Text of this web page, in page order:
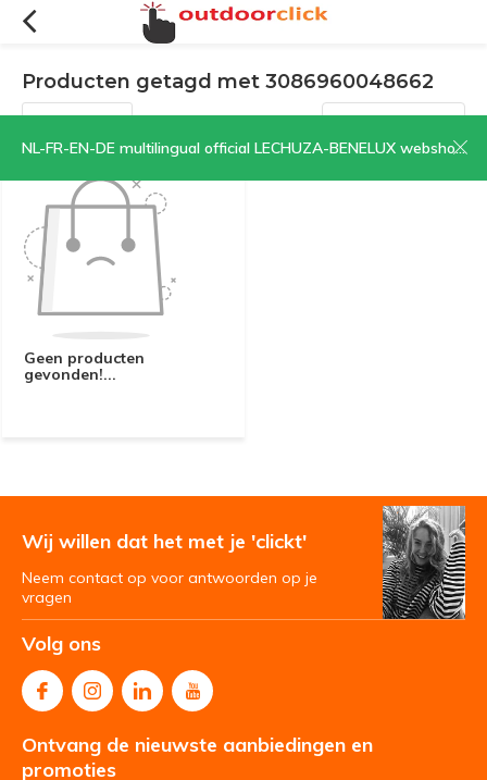
NL-FR-EN-DE multilingual official LECHUZA-BENELUX webshop | CLICK HERE NOW!
Producten getagd met 3086960048662
Filters Sorteren op:
Geen producten
gevonden!...
Wij willen dat het met je 'clickt'
Neem contact op voor antwoorden op je
vragen
Volg ons
Ontvang de nieuwste aanbiedingen en
promoties